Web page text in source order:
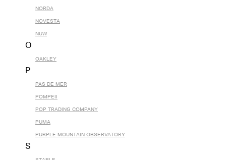
NORDA
NOVESTA
NUW
O
OAKLEY
P
PAS DE MER
POMPEII
POP TRADING COMPANY
PUMA
PURPLE MOUNTAIN OBSERVATORY
S